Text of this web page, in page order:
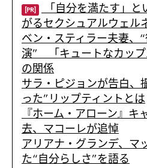
[PR] 「自分を満たす」と
がるセクシュアルウェル
ベン・スティラー夫妻、
演” 「キュートなカッ
の関係
サラ・ピジョンが告白、
った”リップティントとは
『ホーム・アローン』キ
去、マコーレが追悼
アリアナ・グランデ、マ
た“自分らしさ”を語る